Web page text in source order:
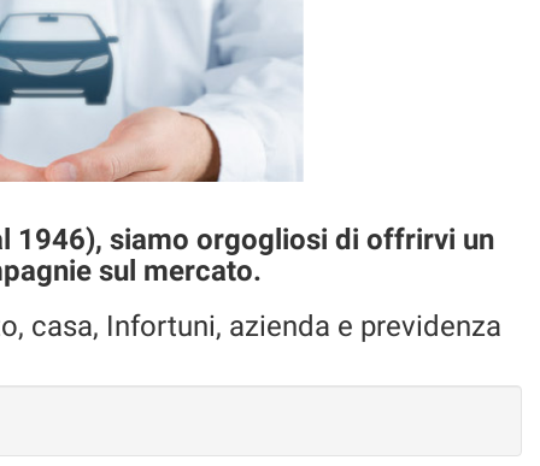
1946), siamo orgogliosi di offrirvi un
sul mercato.
casa, Infortuni, azienda e previdenza